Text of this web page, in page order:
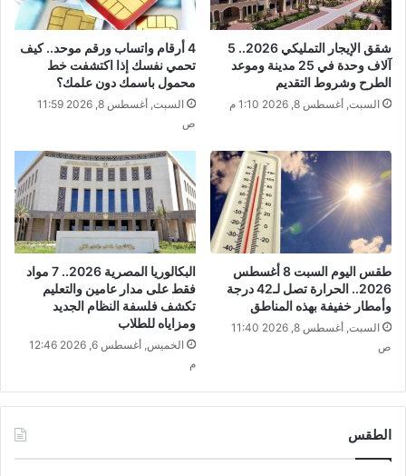
شقق الإيجار التمليكي 2026.. 5
آلاف وحدة في 25 مدينة وموعد
الطرح وشروط التقديم
السبت, أغسطس 8, 2026 1:10 م
​4 أرقام واتساب ورقم موحد.. كيف
تحمي نفسك إذا اكتشفت خط
محمول باسمك دون علمك؟
السبت, أغسطس 8, 2026 11:59
ص
طقس اليوم السبت 8 أغسطس
2026.. الحرارة تصل لـ42 درجة
وأمطار خفيفة بهذه المناطق
السبت, أغسطس 8, 2026 11:40
ص
البكالوريا المصرية 2026.. 7 مواد
فقط على مدار عامين والتعليم
تكشف فلسفة النظام الجديد
ومزاياه للطلاب
الخميس, أغسطس 6, 2026 12:46
م
الطقس